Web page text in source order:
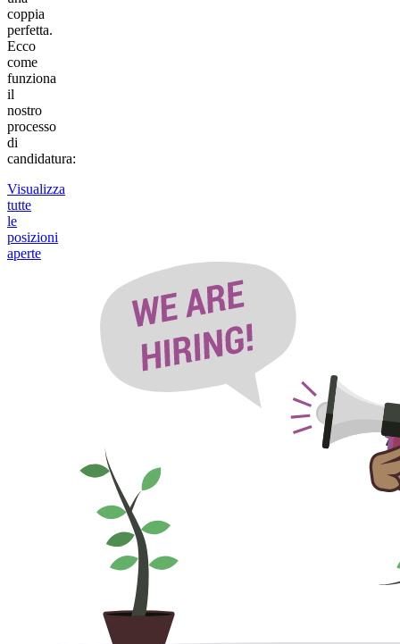
coppia
perfetta.
Ecco
come
funziona
il
nostro
processo
di
candidatura:
Visualizza
tutte
le
posizioni
aperte